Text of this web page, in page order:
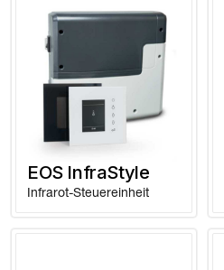
EOS InfraStyle
Infrarot-Steuereinheit